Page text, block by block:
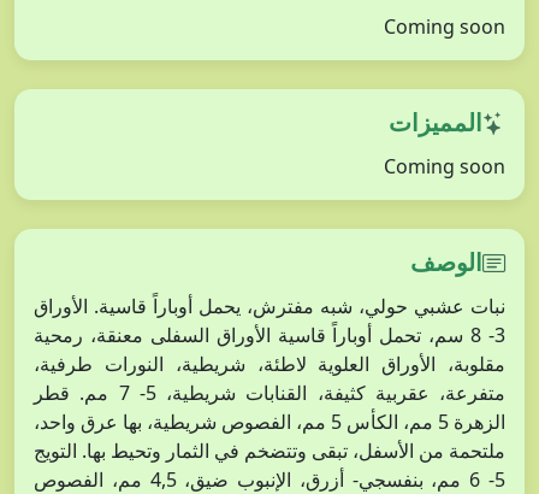
Coming soon
المميزات
Coming soon
الوصف
نبات عشبي حولي، شبه مفترش، يحمل أوباراً قاسية. الأوراق
3- 8 سم، تحمل أوباراً قاسية الأوراق السفلى معنقة، رمحية
مقلوبة، الأوراق العلوية لاطئة، شريطية، النورات طرفية،
متفرعة، عقربية كثيفة، القنابات شريطية، 5- 7 مم. قطر
الزهرة 5 مم، الكأس 5 مم، الفصوص شريطية، بها عرق واحد،
ملتحمة من الأسفل، تبقى وتتضخم في الثمار وتحيط بها. التويج
5- 6 مم، بنفسجي- أزرق، الإنبوب ضيق، 4,5 مم، الفصوص